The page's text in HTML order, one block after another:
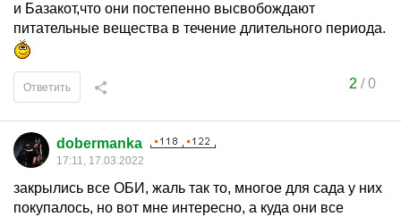
и Базакот,что они постепенно высвобождают
питательные вещества в течение длительного периода.
2 /0
Ответить
dobermanka
17:11, 17.03.2022
закрылись все ОБИ, жаль так то, многое для сада у них
покупалось, но вот мне интересно, а куда они все